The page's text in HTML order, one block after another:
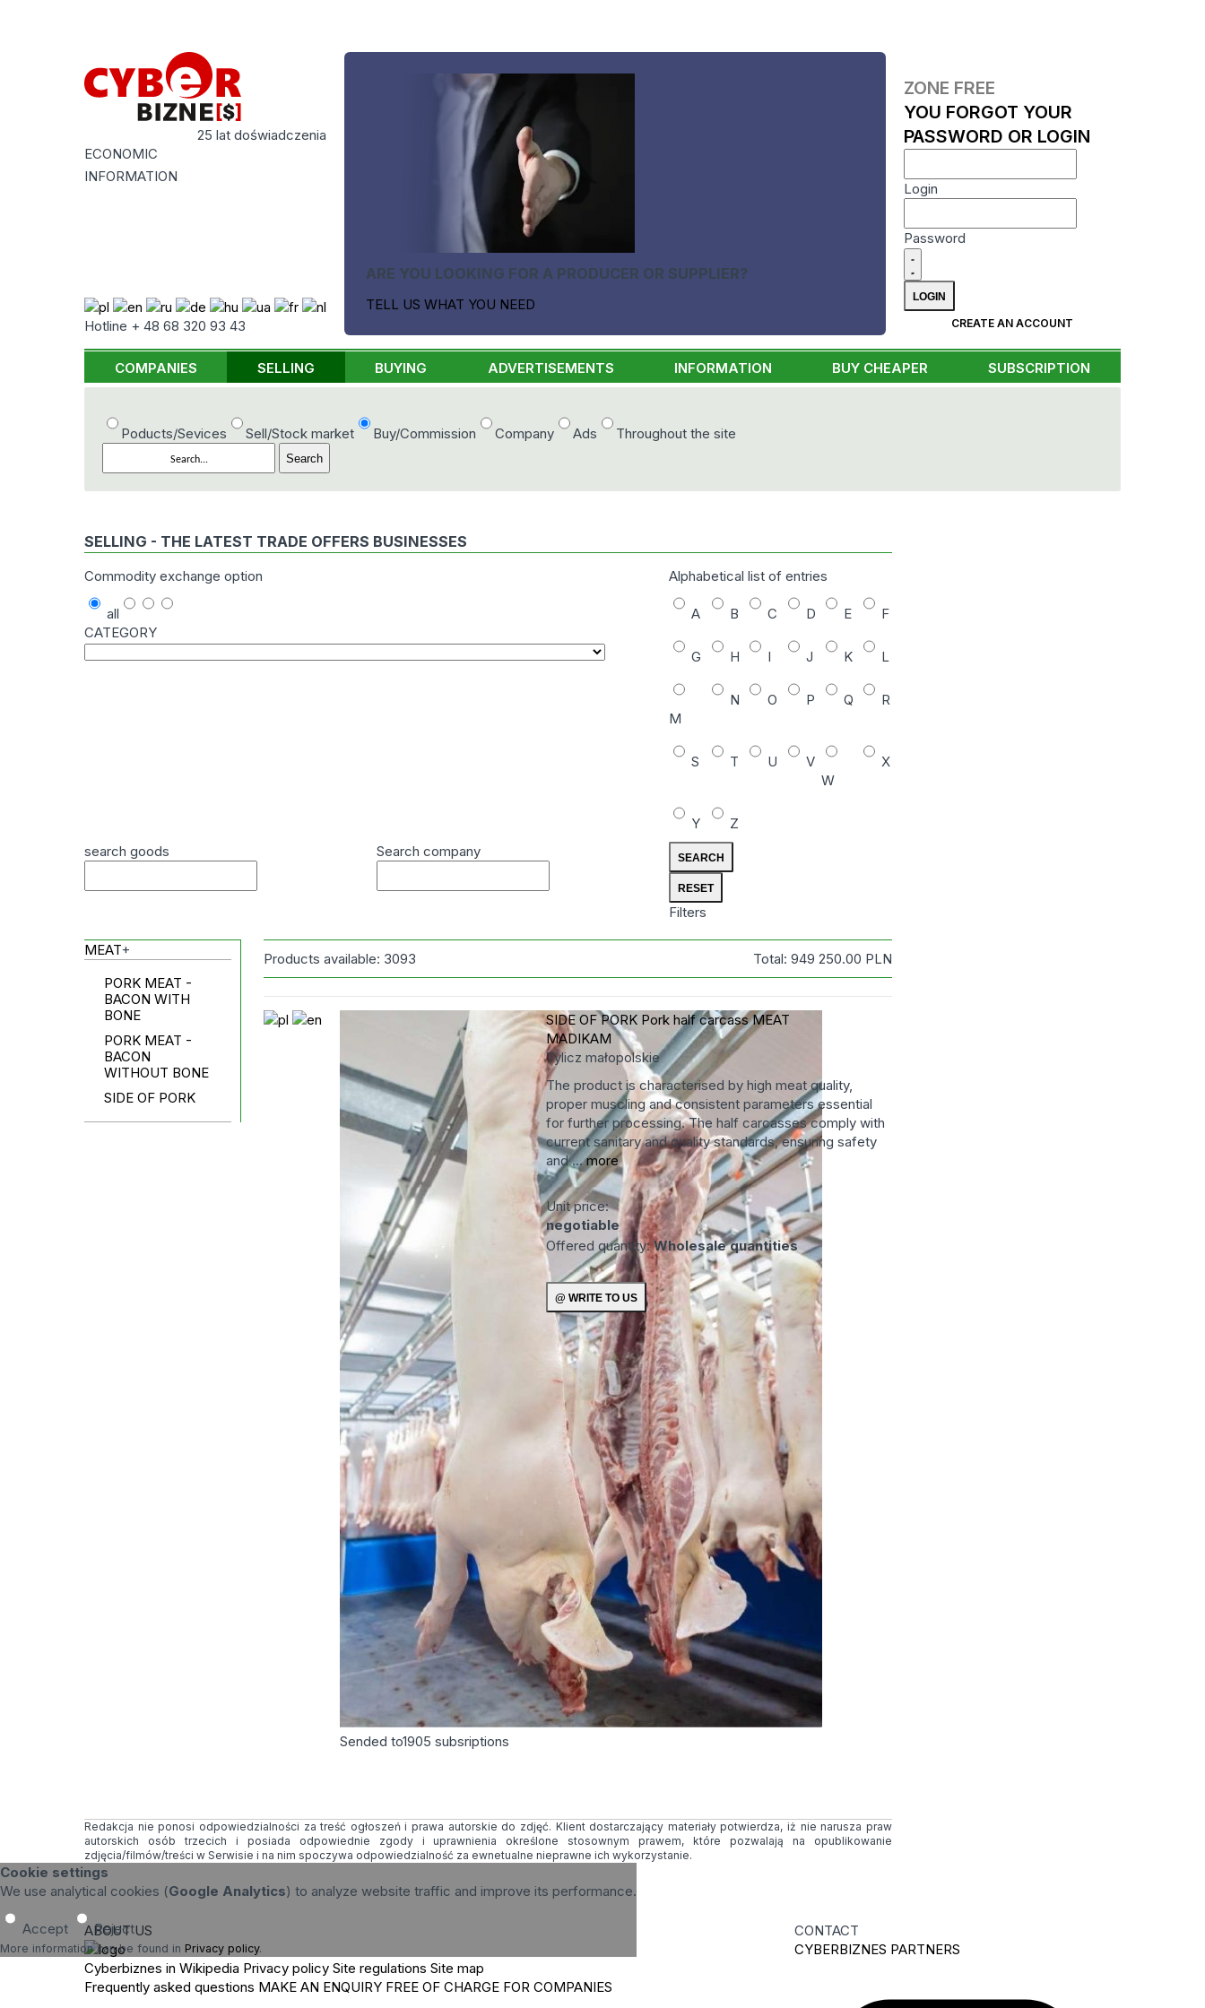
25 lat doświadczenia
ECONOMIC
INFORMATION
Hotline + 48 68 320 93 43
ARE YOU LOOKING FOR A PRODUCER OR SUPPLIER?
TELL US WHAT YOU NEED
ZONE FREE
YOU FORGOT YOUR
PASSWORD OR LOGIN
Login
Password
CREATE AN ACCOUNT
COMPANIES SELLING BUYING ADVERTISEMENTS INFORMATION BUY CHEAPER SUBSCRIPTION
Poducts/Sevices Sell/Stock market Buy/Commission Company Ads Throughout the site
SELLING - THE LATEST TRADE OFFERS BUSINESSES
Commodity exchange option
all
CATEGORY
Alphabetical list of entries
A B C D E F
G H I J K L
M
N O P Q R
S T U
V
W
X
Y
Z
search goods
Search company
Filters
MEAT+
PORK MEAT -
BACON WITH
BONE
PORK MEAT -
BACON
WITHOUT BONE
SIDE OF PORK
Products available: 3093 Total: 949 250.00 PLN
Sended to1905 subsriptions
SIDE OF PORK Pork half carcass MEAT
MADIKAM
Tyliczmałopolskie
The product is characterised by high meat quality,
proper muscling and consistent parameters essential
for further processing. The half carcasses comply with
current sanitary and quality standards, ensuring safety
and ...more
Unit price:
negotiable
Offered quantity:Wholesale quantities
Redakcja nie ponosi odpowiedzialności za treść ogłoszeń i prawa autorskie do zdjęć. Klient dostarczający materiały potwierdza, iż nie narusza praw
autorskich osób trzecich i posiada odpowiednie zgody i uprawnienia określone stosownym prawem, które pozwalają na opublikowanie
zdjęcia/filmów/treści w Serwisie i na nim spoczywa odpowiedzialność za ewnetualne nieprawne ich wykorzystanie.
Cookie settings
We use analytical cookies (Google Analytics) to analyze website traffic and improve its performance.
Accept Reject
More information can be found in Privacy policy.
ABOUT US
Cyberbiznes in Wikipedia Privacy policy Site regulations Site map
Frequently asked questions MAKE AN ENQUIRY FREE OF CHARGE FOR COMPANIES
CONTACT
CYBERBIZNES PARTNERS